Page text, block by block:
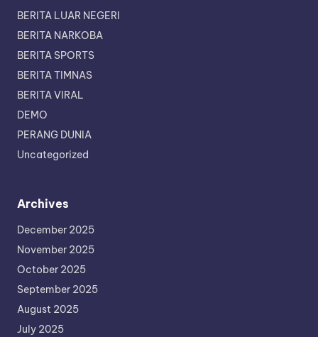
BERITA LUAR NEGERI
BERITA NARKOBA
BERITA SPORTS
BERITA TIMNAS
BERITA VIRAL
DEMO
PERANG DUNIA
Uncategorized
Archives
December 2025
November 2025
October 2025
September 2025
August 2025
July 2025